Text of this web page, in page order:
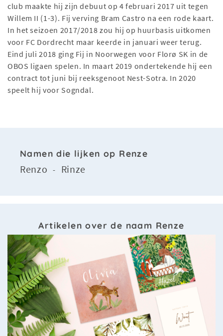
club maakte hij zijn debuut op 4 februari 2017 uit tegen
Willem II (1-3). Fij verving Bram Castro na een rode kaart.
In het seizoen 2017/2018 zou hij op huurbasis uitkomen
voor FC Dordrecht maar keerde in januari weer terug.
Eind juli 2018 ging Fij in Noorwegen voor Florø SK in de
OBOS ligaen spelen. In maart 2019 ondertekende hij een
contract tot juni bij reeksgenoot Nest-Sotra. In 2020
speelt hij voor Sogndal.
Namen die lijken op Renze
Renzo - Rinze
Artikelen over de naam Renze